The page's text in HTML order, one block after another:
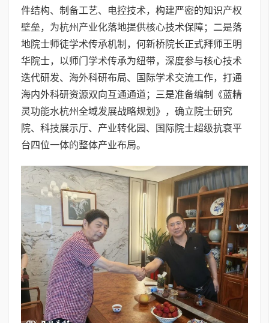
件结构、制备工艺、电控技术，构建严密的知识产权
壁垒，为杭州产业化落地提供核心技术保障；二是落
地院士师徒学术传承机制，何新桥院长正式拜师王明
华院士，以师门学术传承为纽带，深度参与核心技术
迭代研发、海外科研布局、国际学术交流工作，打通
海内外科研资源双向互通通道；三是准备编制《蓝精
灵功能水杭州全域发展战略规划》，确立院士研究
院、科技展示厅、产业转化园、国际院士超级抗衰平
台四位一体的整体产业布局。